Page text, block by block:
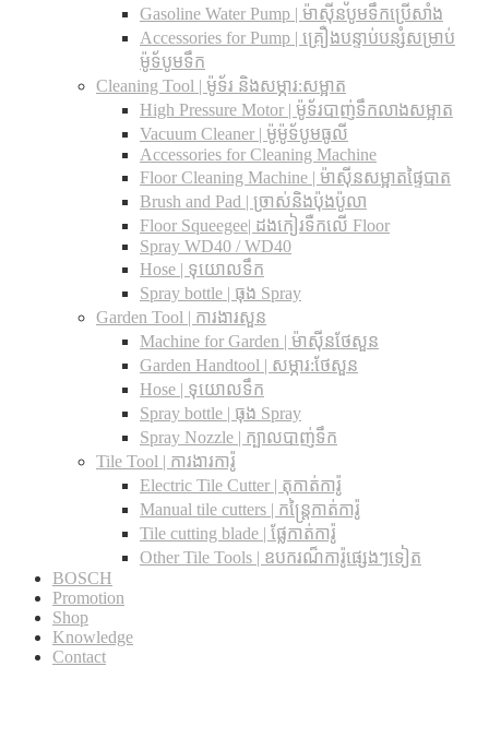
Gasoline Water Pump | ម៉ាស៊ីនបូមទឹកប្រើសាំង
Accessories for Pump | គ្រឿងបន្ទាប់បន្សំសម្រាប់
ម៉ូទ័បូមទឹក
Cleaning Tool | ម៉ូទ័រ និងសម្ភារ:សម្អាត
High Pressure Motor | ម៉ូទ័របាញ់ទឹកលាងសម្អាត
Vacuum Cleaner | ម៉ូម៉ូទ័បូមធូលី
Accessories for Cleaning Machine
Floor Cleaning Machine | ម៉ាស៊ីនសម្អាតផ្ទៃបាត
Brush and Pad | ច្រាស់និងប៉ុងប៉ូលា
Floor Squeegee| ដងកៀរទឺកលើ Floor
Spray WD40 / WD40
Hose | ទុយោលទឹក
Spray bottle | ធុង Spray
Garden Tool | ការងារសួន
Machine for Garden | ម៉ាស៊ីនថែសួន
Garden Handtool | សម្ភារ:ថែសួន
Hose | ទុយោលទឹក
Spray bottle | ធុង Spray
Spray Nozzle | ក្បាលបាញ់ទឹក
Tile Tool | ការងារការ៉ូ
Electric Tile Cutter | តុកាត់ការ៉ូ
Manual tile cutters | កន្ត្រៃកាត់ការ៉ូ
Tile cutting blade | ផ្លែកាត់ការ៉ូ
Other Tile Tools | ឧបករណ៏ការ៉ូផ្សេងៗទៀត
BOSCH
Promotion
Shop
Knowledge
Contact